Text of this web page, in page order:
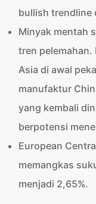
bullish trendline
Minyak mentah
tren
Asia di awal
manufaktur
yang kembali
berpotensi
European
memangkas
menjadi 2,65%.